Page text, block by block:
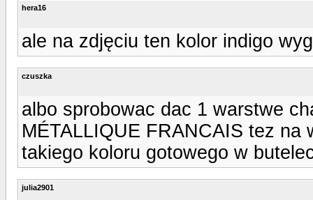
hera16
ale na zdjęciu ten kolor indigo
czuszka
albo sprobowac dac 1 warstwe
MÉTALLIQUE FRANCAIS tez na
takiego koloru gotowego w
julia2901